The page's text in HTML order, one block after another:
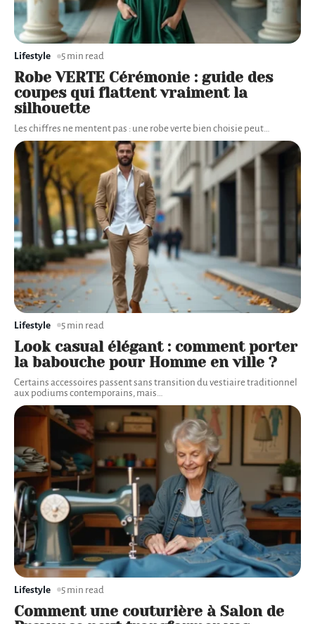
Robe VERTE Cérémonie : guide des
coupes qui flattent vraiment la
silhouette
Les chiffres ne mentent pas : une robe verte bien choisie peut…
Lifestyle 5 min read
Look casual élégant : comment porter
la babouche pour Homme en ville ?
Certains accessoires passent sans transition du vestiaire traditionnel
aux podiums contemporains, mais
Lifestyle 5 min read
Comment une couturière à Salon de
Lifestyle 5 min read